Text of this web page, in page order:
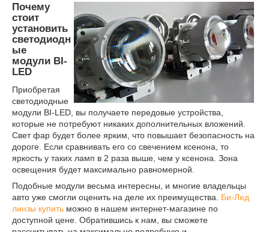
Почему
стоит
установить
светодиодн
ые
модули BI-
LED
Приобретая
светодиодные
модули BI-LED, вы получаете передовые устройства,
которые не потребуют никаких дополнительных вложений.
Свет фар будет более ярким, что повышает безопасность на
дороге. Если сравнивать его со свечением ксенона, то
яркость у таких ламп в 2 раза выше, чем у ксенона. Зона
освещения будет максимально равномерной.
Подобные модули весьма интересны, и многие владельцы
авто уже смогли оценить на деле их преимущества. Би-Лед
линзы купить можно в нашем интернет-магазине по
доступной цене. Обратившись к нам, вы сможете